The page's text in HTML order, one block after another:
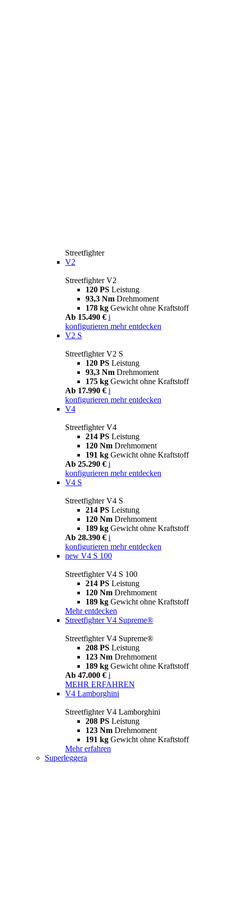
Streetfighter
V2
Streetfighter V2
120 PS Leistung
93,3 Nm Drehmoment
178 kg Gewicht ohne Kraftstoff
Ab 15.490 € i
konfigurieren mehr entdecken
V2 S
Streetfighter V2 S
120 PS Leistung
93,3 Nm Drehmoment
175 kg Gewicht ohne Kraftstoff
Ab 17.990 € i
konfigurieren mehr entdecken
V4
Streetfighter V4
214 PS Leistung
120 Nm Drehmoment
191 kg Gewicht ohne Kraftstoff
Ab 25.290 € i
konfigurieren mehr entdecken
V4 S
Streetfighter V4 S
214 PS Leistung
120 Nm Drehmoment
189 kg Gewicht ohne Kraftstoff
Ab 28.390 € i
konfigurieren mehr entdecken
new V4 S 100
Streetfighter V4 S 100
214 PS Leistung
120 Nm Drehmoment
189 kg Gewicht ohne Kraftstoff
Mehr entdecken
Streetfighter V4 Supreme®
Streetfighter V4 Supreme®
208 PS Leistung
123 Nm Drehmoment
189 kg Gewicht ohne Kraftstoff
Ab 47.000 € i
MEHR ERFAHREN
V4 Lamborghini
Streetfighter V4 Lamborghini
208 PS Leistung
123 Nm Drehmoment
191 kg Gewicht ohne Kraftstoff
Mehr erfahren
Superleggera